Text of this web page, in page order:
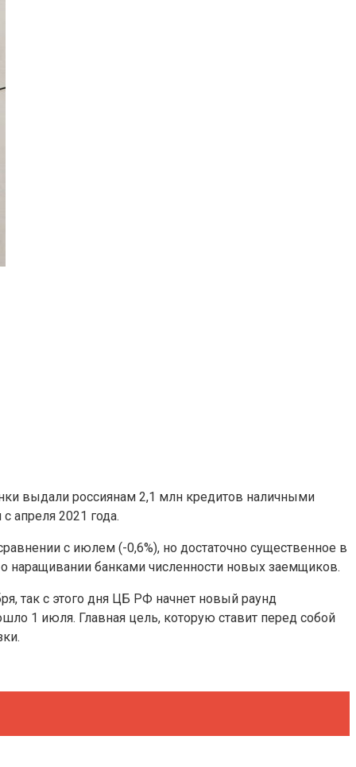
выдали россиянам 2,1 млн кредитов наличными
апреля 2021 года.
с июлем (-0,6%), но достаточно существенное в
наращивании банками численности новых заемщиков.
так с этого дня ЦБ РФ начнет новый раунд
1 июля. Главная цель, которую ставит перед собой